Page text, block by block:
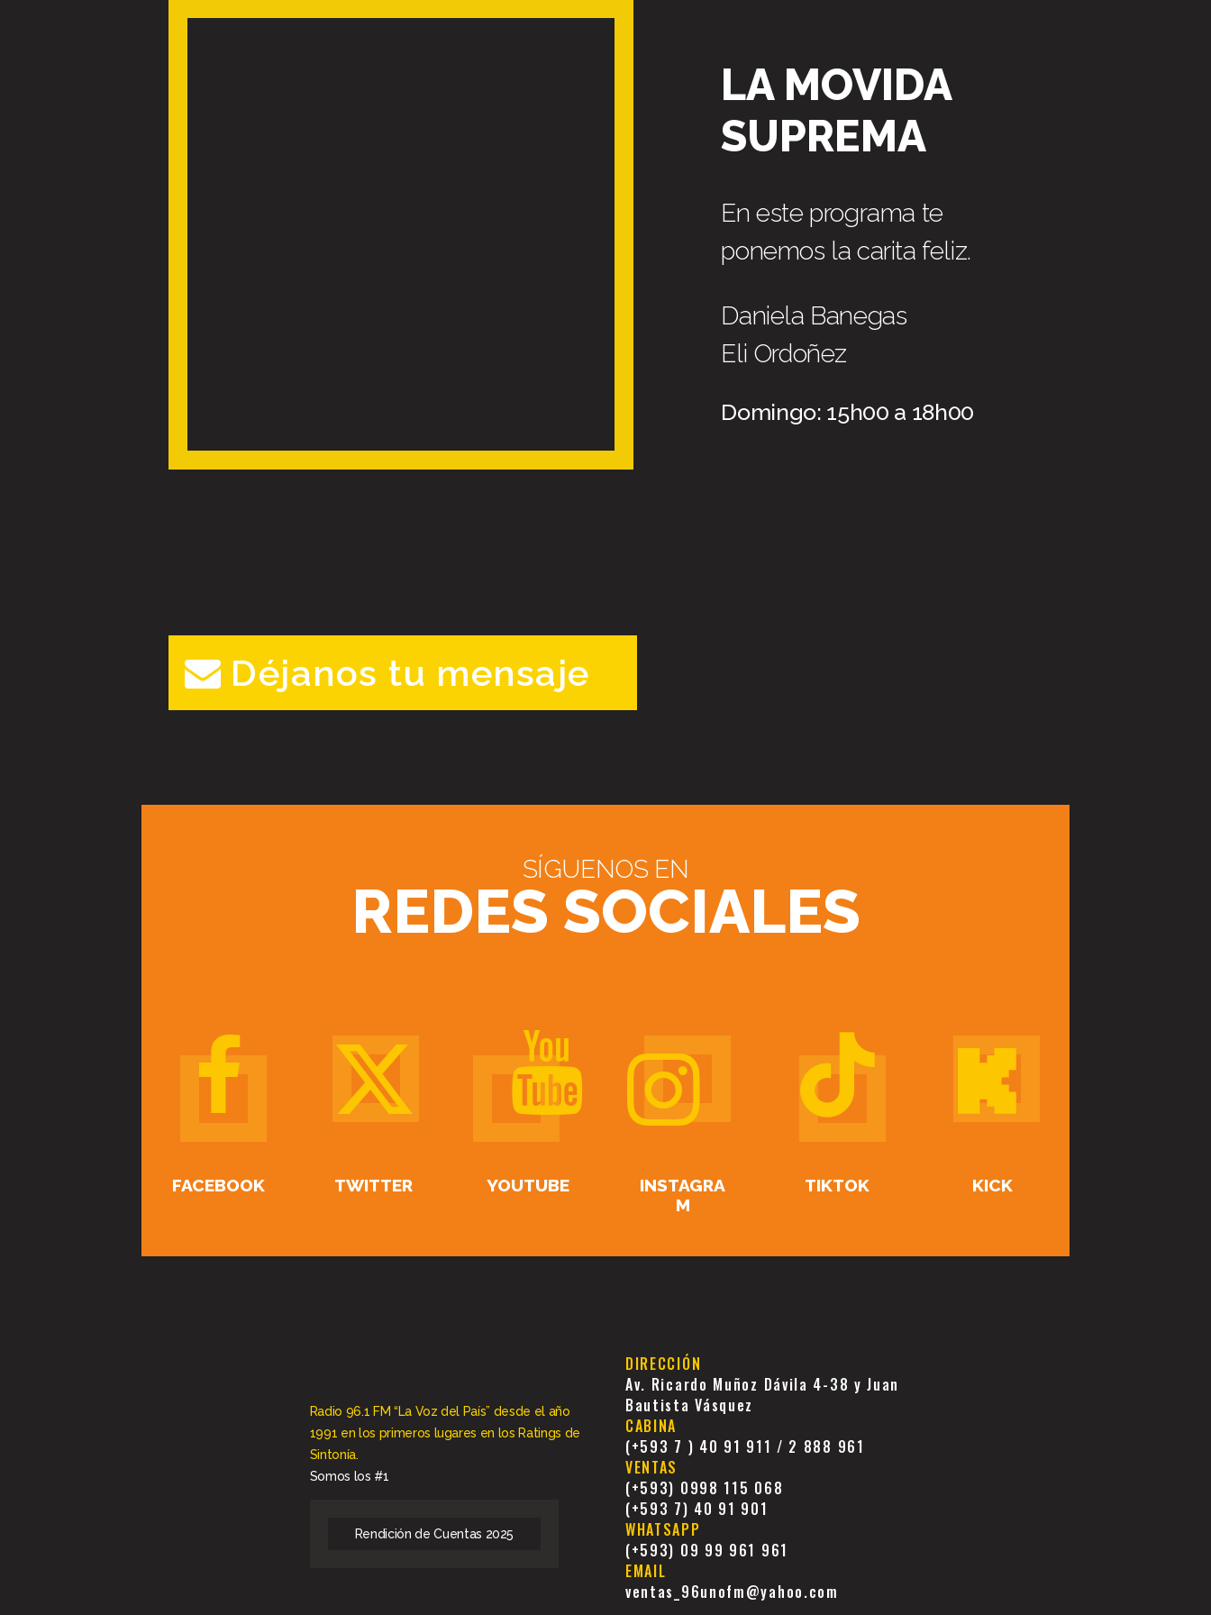
LA MOVIDA
SUPREMA
En este programa te
ponemos la carita feliz.
Daniela Banegas
Eli Ordoñez
Domingo: 15h00 a 18h00
Déjanos tu mensaje
SÍGUENOS EN
REDES SOCIALES
FACEBOOK TWITTER YOUTUBE
INSTAGRA
M
TIKTOK KICK
Radio 96.1 FM “La Voz del País” desde el año
1991 en los primeros lugares en los Ratings de
Sintonía.
Somos los #1
Rendición de Cuentas 2025
DIRECCIÓN
Av. Ricardo Muñoz Dávila 4-38 y Juan
Bautista Vásquez
CABINA
(+593 7 ) 40 91 911 / 2 888 961
VENTAS
(+593) 0998 115 068
(+593 7) 40 91 901
WHATSAPP
(+593) 09 99 961 961
EMAIL
ventas_96unofm@yahoo.com